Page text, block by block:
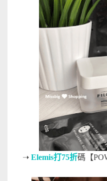
➝ Elemis打75折碼【